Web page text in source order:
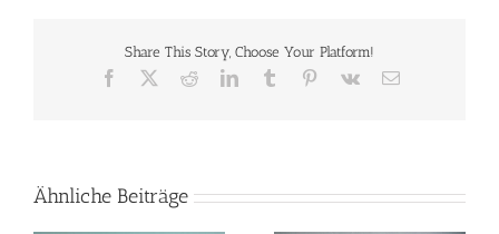
Share This Story, Choose Your Platform!
Facebook RedditLinkedInTumblr Pinterest
Vk
E-
Ähnliche Beiträge